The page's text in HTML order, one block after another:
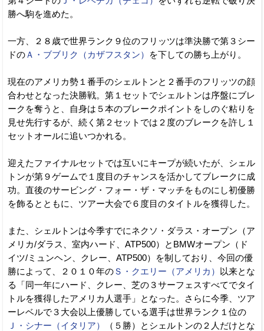
勝へ駒を進めた。
一方、２８歳で世界ランク９位のフリッツは準決勝で第３シー
ドのＡ・ブブリク（カザフスタン） を下しての勝ち上がり。
現在のアメリカ勢１番手のシェルトンと２番手のフリッツの顔
合わせとなった決勝戦。第１セットでシェルトンは序盤にブレ
ークを奪うと、自身は５本のブレークポイントをしのぐ粘りを
見せ先行するが、続く第２セットでは２度のブレークを許し１
セットオールに追いつかれる。
迎えたファイナルセットでは互いにキープが続いたが、シェル
トンが第９ゲームで１度目のチャンスを活かしてブレークに成
功。直後のサービング・フォー・ザ・マッチをものにし初優勝
を飾るとともに、ツアー大会で６度目のタイトルを獲得した。
また、シェルトンは今季すでにネクソ・ダラス・オープン（ア
メリカ/ダラス、室内ハード、ATP500）とBMWオープン（ド
イツ/ミュンヘン、クレー、ATP500）を制しており、今回の優
勝によって、２０１０年のＳ・クエリー（アメリカ）
以来とな
る「同一年にハード、クレー、芝の３サーフェスすべてでタイ
トルを獲得したアメリカ人選手」となった。さらに今季、ツア
ーレベルで３大会以上優勝している選手は世界ランク１位の
Ｊ・シナー（イタリア）
（５勝）とシェルトンの２人だけとな